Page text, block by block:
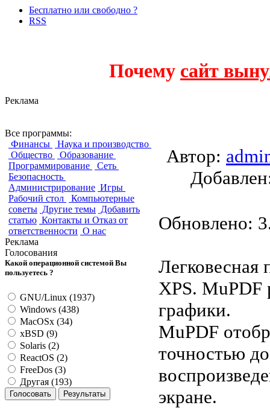
Бесплатно или свободно ?
RSS
Почему сайт
Реклама
Все программы:
Финансы
Наука и производство
Общество
Образование
Программирование
Сеть
Безопасность
Администрирование Игры
Рабочий стол
Компьютерные
советы Другие темы Добавить
статью Контакты и Отказ от
ответственности О нас
Реклама
Голосования
Какой операционной системой Вы
пользуетесь ?
GNU/Linux (1937)
Windows (438)
MacOSx (34)
xBSD (9)
Solaris (2)
ReactOS (2)
FreeDos (3)
Другая (193)
Автор:
Обновлено:
Легковесная
XPS. MuPDF
графики.
MuPDF
точностью
экране.